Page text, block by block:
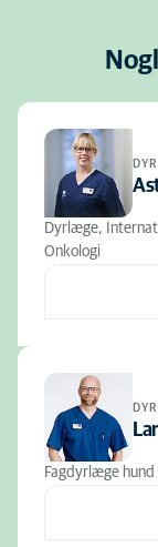
Dyrlæge,
Onkologi
Fagdyrlæge